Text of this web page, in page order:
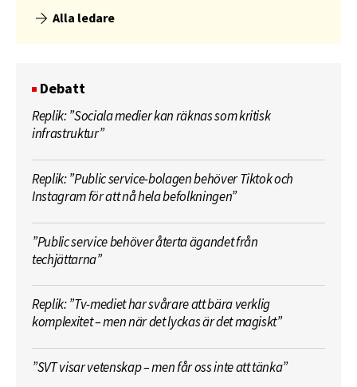
Alla ledare
Debatt
Replik: ”Sociala medier kan räknas som kritisk
infrastruktur”
Replik: ”Public service-bolagen behöver Tiktok och
Instagram för att nå hela befolkningen”
”Public service behöver återta ägandet från
techjättarna”
Replik: ”Tv-mediet har svårare att bära verklig
komplexitet – men när det lyckas är det magiskt”
”SVT visar vetenskap – men får oss inte att tänka”